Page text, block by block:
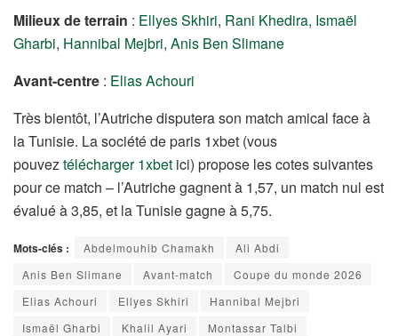
Milieux de terrain : Ellyes Skhiri, Rani Khedira, Ismaël
Gharbi, Hannibal Mejbri, Anis Ben Slimane
Avant-centre : Elias Achouri
Très bientôt, l’Autriche disputera son match amical face à
la Tunisie. La société de paris 1xbet (vous
pouveztélécharger 1xbet ici) propose les cotes suivantes
pour ce match – l’Autriche gagnent à 1,57, un match nul est
évalué à 3,85, et la Tunisie gagne à 5,75.
Mots-clés : Abdelmouhib Chamakh
Ali Abdi
Anis Ben Slimane
Avant-match
Coupe du monde 2026
Elias Achouri
Ellyes Skhiri
Hannibal Mejbri
Ismaël Gharbi
Khalil Ayari
Montassar Talbi